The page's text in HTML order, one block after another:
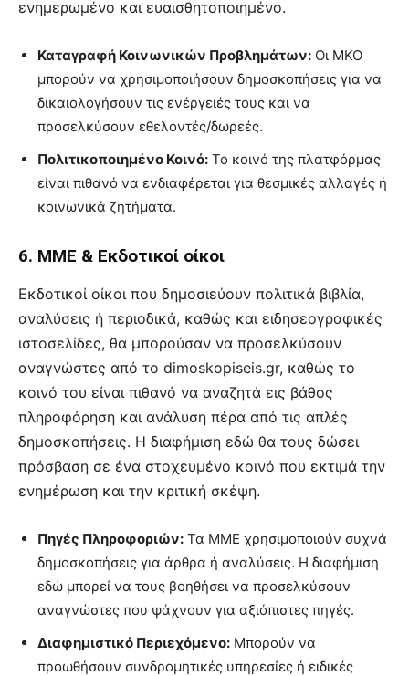
ενημερωμένο και ευαισθητοποιημένο.
Καταγραφή Κοινωνικών Προβλημάτων: Οι ΜΚΟ
μπορούν να χρησιμοποιήσουν δημοσκοπήσεις για να
δικαιολογήσουν τις ενέργειές τους και να
προσελκύσουν εθελοντές/δωρεές.
Πολιτικοποιημένο Κοινό: Το κοινό της πλατφόρμας
είναι πιθανό να ενδιαφέρεται για θεσμικές αλλαγές ή
κοινωνικά ζητήματα.
6. ΜΜΕ & Εκδοτικοί οίκοι
Εκδοτικοί οίκοι που δημοσιεύουν πολιτικά βιβλία,
αναλύσεις ή περιοδικά, καθώς και ειδησεογραφικές
ιστοσελίδες, θα μπορούσαν να προσελκύσουν
αναγνώστες από το dimoskopiseis.gr, καθώς το
κοινό του είναι πιθανό να αναζητά εις βάθος
πληροφόρηση και ανάλυση πέρα από τις απλές
δημοσκοπήσεις. Η διαφήμιση εδώ θα τους δώσει
πρόσβαση σε ένα στοχευμένο κοινό που εκτιμά την
ενημέρωση και την κριτική σκέψη.
Πηγές Πληροφοριών: Τα ΜΜΕ χρησιμοποιούν συχνά
δημοσκοπήσεις για άρθρα ή αναλύσεις. Η διαφήμιση
εδώ μπορεί να τους βοηθήσει να προσελκύσουν
αναγνώστες που ψάχνουν για αξιόπιστες πηγές.
Διαφημιστικό Περιεχόμενο: Μπορούν να
προωθήσουν συνδρομητικές υπηρεσίες ή ειδικές